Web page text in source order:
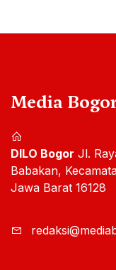
Media
DILO Bogor Jl.
Babakan,
Jawa Barat 16128